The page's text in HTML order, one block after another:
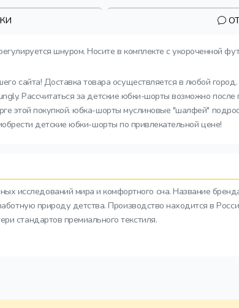
шнуром. Носите в комплекте с укороченной
сайта! Доставка товара осуществляется в любой
Рассчитаться за детские юбки-шорты возможно
этой покупкой. юбка-шорты муслиновые "шалфей"
детские юбки-шорты по привлекательной цене!
исследований мира и комфортного сна. Название
природу детства. Производство находится в
стандартов премиального текстиля.